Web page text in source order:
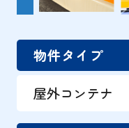
物件タイプ
屋外コンテナ